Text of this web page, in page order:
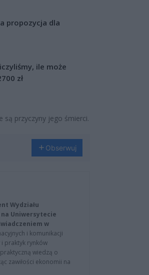
propozycja dla
ile może
zł
są przyczyny jego śmierci.
Obserwuj
Wydziału
Uniwersytecie
w
i komunikacji
i praktyk rynków
wiedzą o
zawiłości ekonomii na